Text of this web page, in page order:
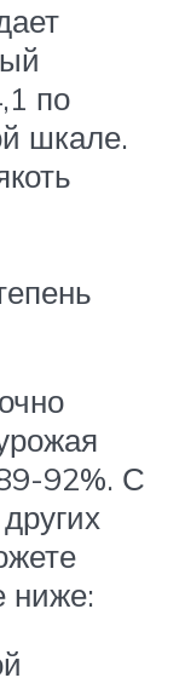
по
шкале.
92%. С
ниже: